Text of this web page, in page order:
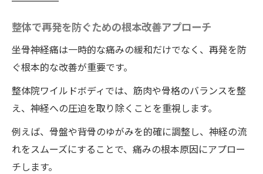
整体で再発を防ぐための根本改善アプローチ
坐骨神経痛は一時的な痛みの緩和だけでなく、再発を防
ぐ根本的な改善が重要です。
整体院ワイルドボディでは、筋肉や骨格のバランスを整
え、神経への圧迫を取り除くことを重視します。
例えば、骨盤や背骨のゆがみを的確に調整し、神経の流
れをスムーズにすることで、痛みの根本原因にアプロー
チします。